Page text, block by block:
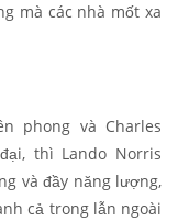
mà các nhà mốt xa
phong và Charles
thì Lando Norris
và đầy năng lượng,
cả trong lẫn ngoài